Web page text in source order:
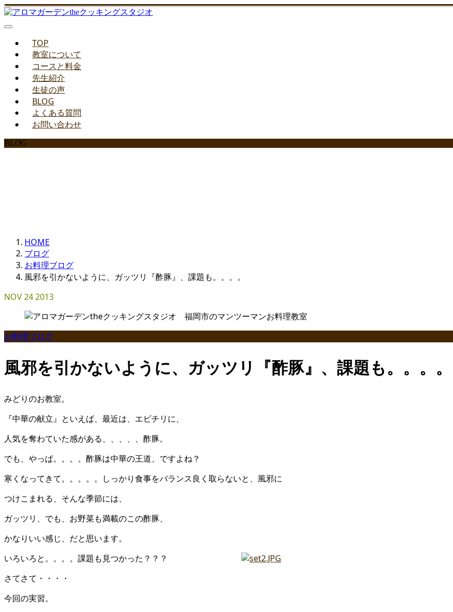
TOP
教室について
コースと料金
先生紹介
生徒の声
BLOG
よくある質問
お問い合わせ
BLOG
HOME
ブログ
お料理ブログ
風邪を引かないように、ガッツリ『酢豚』、課題も。。。。
NOV242013
お料理ブログ
風邪を引かないように、ガッツリ『酢豚』、課題も。。。。
みどりのお教室。
『中華の献立』といえば、最近は、エビチリに、
人気を奪わていた感がある、、、、、酢豚。
でも、やっぱ。。。。酢豚は中華の王道、ですよね？
寒くなってきて。。。。。しっかり食事をバランス良く取らないと、風邪に
つけこまれる、そんな季節には、
ガッツリ、でも、お野菜も満載のこの酢豚、
かなりいい感じ、だと思います。
いろいろと。。。。課題も見つかった？？？
さてさて・・・・
今回の実習。